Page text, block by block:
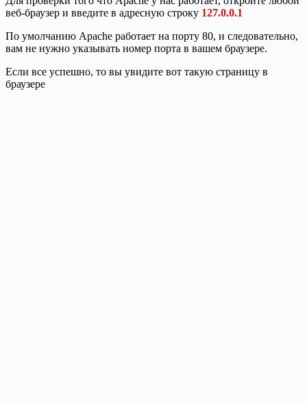
веб-браузер и введите в адресную строку 127.0.0.1
По умолчанию Apache работает на порту 80, и следовательно,
вам не нужно указывать номер порта в вашем браузере.
Если все успешно, то вы увидите вот такую страницу в
браузере